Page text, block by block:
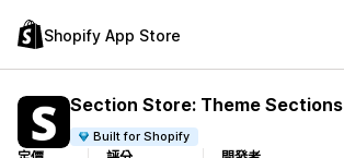
Shopify App Store
Section Store: Theme Sections
Built for Shopify